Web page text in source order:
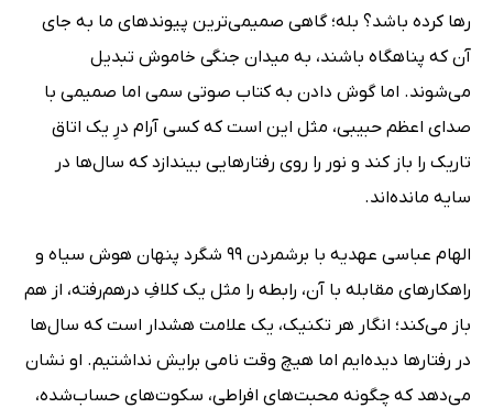
رها کرده باشد؟ بله؛ گاهی صمیمی‌ترین پیوندهای ما به جای
آن که پناهگاه باشند، به میدان جنگی خاموش تبدیل
می‌شوند. اما گوش دادن به کتاب صوتی سمی اما صمیمی با
صدای اعظم حبیبی، مثل این است که کسی آرام درِ یک اتاق
تاریک را باز کند و نور را روی رفتارهایی بیندازد که سال‌ها در
سایه مانده‌اند.
الهام عباسی عهدیه با برشمردن 99 شگرد پنهان هوش سیاه و
راهکارهای مقابله با آن، رابطه را مثل یک کلافِ درهم‌رفته، از هم
باز می‌کند؛ انگار هر تکنیک، یک علامت هشدار است که سال‌ها
در رفتارها دیده‌ایم اما هیچ وقت نامی برایش نداشتیم. او نشان
می‌دهد که چگونه محبت‌های افراطی، سکوت‌های حساب‌شده،